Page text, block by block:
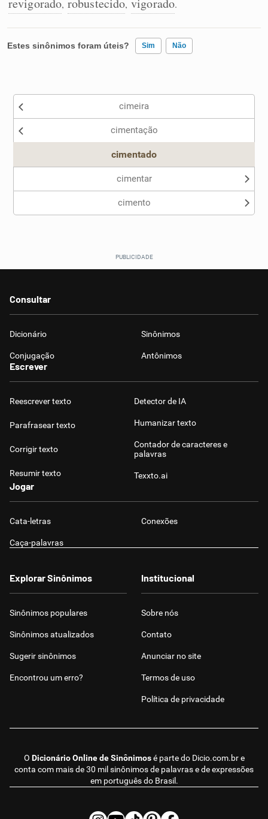
revigorado, robustecido, vigorado.
Estes sinônimos foram úteis? Sim Não
Nenhum dos sinônimos apresentados me ajudou
cimeira
cimentação
cimentado
cimentar
cimento
Consultar
Dicionário Sinônimos
Conjugação Antônimos
Escrever
Reescrever texto
Parafrasear texto
Corrigir texto
Resumir texto
Detector de IA
Humanizar texto
Contador de caracteres e
palavras
Texxto.ai
Jogar
Cata-letras Conexões
Caça-palavras
O Dicionário Online de Sinônimosé parte do Dicio.com.bre
conta com mais de 30 mil sinônimos de palavras e de expressões
em português do Brasil.
Explorar Sinônimos
Sinônimos populares
Sinônimos atualizados
Sugerir sinônimos
Encontrou um erro?
Institucional
Sobre nós
Contato
Anunciar no site
Termos de uso
Política de privacidade